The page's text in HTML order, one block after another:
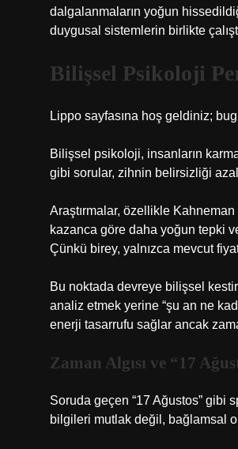
dalgalanmaların yoğun
duygusal sistemlerin birlikte
Bilişsel Psikoloji
Lippo sayfasına hoş geldiniz;
Bilişsel psikoloji, insanların
gibi sorular, zihnin belirsizliği
Araştırmalar, özellikle Kahneman
kazanca göre daha yoğun tepki
Çünkü birey, yalnızca mevcut
Bu noktada devreye bilişsel
analiz etmek yerine “şu an ne
enerji tasarrufu sağlar ancak
Zaman Algısı ve “17
Soruda geçen “17 Ağustos” gibi
bilgileri mutlak değil, bağlamsal